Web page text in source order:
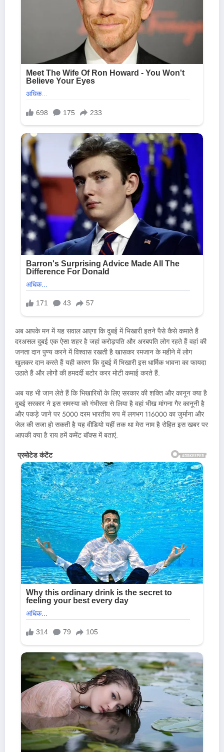
अब आपके मन में यह सवाल आएगा कि दुबई में भिखारी इतने पैसे कैसे कमाते हैं
दरअसल दुबई एक ऐसा शहर है जहां करोड़पति और अरबपति लोग रहते हैं वहां की
जनता दान पुण्य करने में विश्वास रखती है खासकर रमजान के महीने में लोग
खुलकर दान करते हैं यही कारण कि दुबई में भिखारी इस धार्मिक भावना का फायदा
उठाते हैं और लोगों की हमदर्दी बटोर करर मोटी कमाई करते हैं.
अब यह भी जान लेते हैं कि भिखारियों के लिए सरकार की शक्ति और कानून क्या है
दुबई सरकार ने इस समस्या को गंभीरता से लिया है वहां भीख मांगना गैर कानूनी है
और पकड़े जाने पर 5000 दरम भारतीय रुप में लगभग 116000 का जुर्माना और
जेल की सजा हो सकती है यह वीडियो यहीं तक था मेरा नाम है रोहित इस खबर पर
आपकी क्या है राय हमें कमेंट बॉक्स में बताएं.